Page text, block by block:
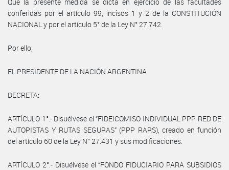
conferidas por el artículo 99, incisos 1 y 2 de la CONSTITUCIÓN
NACIONAL y por el artículo 5° de la Ley N° 27.742.
Por ello,
EL PRESIDENTE DE LA NACIÓN ARGENTINA
DECRETA:
ARTÍCULO 1°.- Disuélvese el “FIDEICOMISO INDIVIDUAL PPP RED DE
AUTOPISTAS Y RUTAS SEGURAS” (PPP RARS), creado en función
del artículo 60 de la Ley N° 27.431 y sus modificaciones.
ARTÍCULO 2°.- Disuélvese el “FONDO FIDUCIARIO PARA SUBSIDIOS